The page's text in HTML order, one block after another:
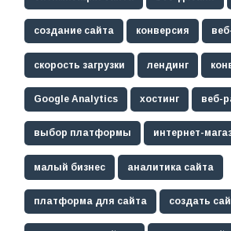
создание сайта конверсия
скорость загрузки лендинг
Google Analytics хостинг веб-
выбор платформы интернет-
малый бизнес аналитика сайта
платформа для сайта создать